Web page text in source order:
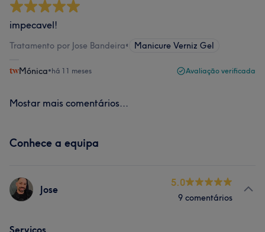
impecavel!
Tratamento por Jose Bandeira• Manicure Verniz Gel
Mónica•há 11 meses Avaliação verificada
Mostar mais comentários...
Conhece a equipa
Jose
5.0
9 comentários
Serviços